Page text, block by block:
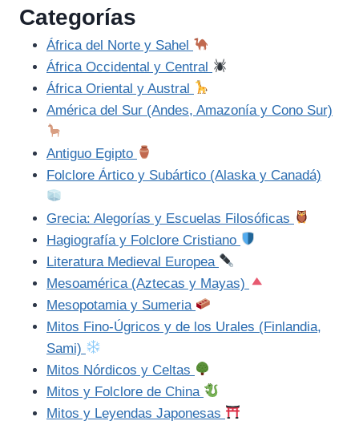
Categorías
África del Norte y Sahel
África Occidental y Central
África Oriental y Austral
América del Sur (Andes, Amazonía y Cono Sur)
Antiguo Egipto
Folclore Ártico y Subártico (Alaska y Canadá)
Grecia: Alegorías y Escuelas Filosóficas
Hagiografía y Folclore Cristiano
Literatura Medieval Europea
Mesoamérica (Aztecas y Mayas)
Mesopotamia y Sumeria
Mitos Fino-Úgricos y de los Urales (Finlandia,
Sami)
Mitos Nórdicos y Celtas
Mitos y Folclore de China
Mitos y Leyendas Japonesas